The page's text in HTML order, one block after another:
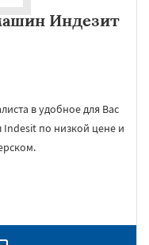
Индезит
в удобное для Вас
по низкой цене и